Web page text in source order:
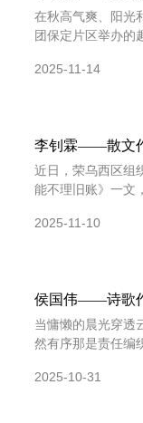
在秋高气爽、阳光
团保定片区举办的
队温
2025-11-14
李钊霖——散文
近日，荣乌西区组
能不理旧账》一文
作
2025-11-10
侯国伟——诗歌
一天来临》歌序
当慵懒的晨光穿透
然有序那是责任编
2025-10-31